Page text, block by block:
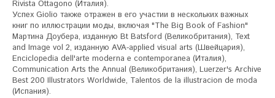
Rivista Ottagono (Италия).
Успех Giolio также отражен в его участии в нескольких важных
книг по иллюстрации моды, включая "The Big Book of Fashion"
Мартина Доубера, изданную Bt Batsford (Великобритания), Text
and Image vol 2, изданную AVA-applied visual arts (Швейцария),
Enciclopedia dell'arte moderna e contemporanea (Италия),
Communication Arts the Annual (Великобритания), Luerzer's Archive
Best 200 Illustrators Worldwide, Talentos de la illustracion de moda
(Испания).